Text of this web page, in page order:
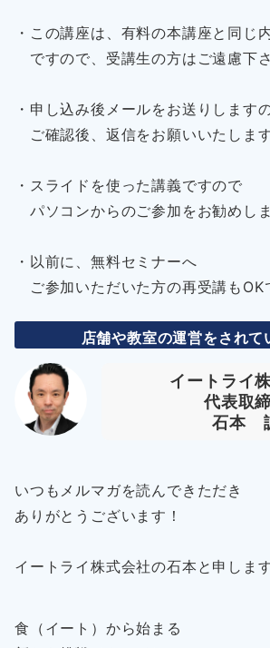
・この講座は、有料の本講座と同じ
ですので、受講生の方はご遠慮下さ
・申し込み後メールをお送りします
ご確認後、返信をお願いいたします
・スライドを使った講義ですので
パソコンからのご参加をお勧めしま
・以前に、無料セミナーへ
ご参加いただいた方の再受講もOK
店舗や教室の運営をされて
イートライ
代表取
石本
いつもメルマガを読んできただき
ありがとうございます！
イートライ株式会社の石本と申します
食（イート）から始まる